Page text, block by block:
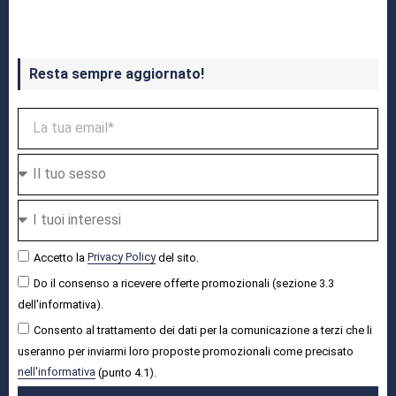
Resta sempre aggiornato!
Accetto la Privacy Policydel sito.
Do il consenso a ricevere offerte promozionali (sezione 3.3
dell'informativa).
Consento al trattamento dei dati per la comunicazione a terzi che li
useranno per inviarmi loro proposte promozionali come precisato
nell'informativa (punto 4.1).